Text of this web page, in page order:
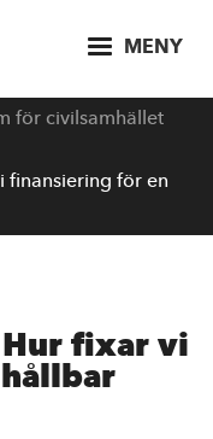
MENY
för civilsamhället
finansiering för en
Hur fixar vi